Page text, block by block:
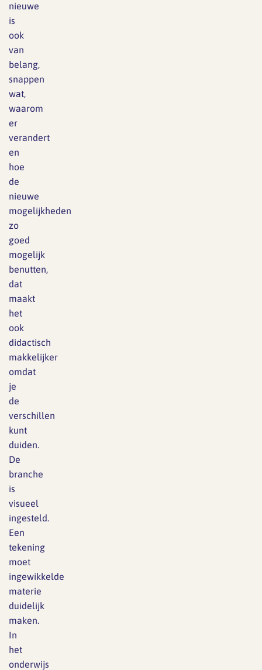
nieuwe
is
ook
van
belang,
snappen
wat,
waarom
er
verandert
en
hoe
de
nieuwe
mogelijkheden
zo
goed
mogelijk
benutten,
dat
maakt
het
ook
didactisch
makkelijker
omdat
je
de
verschillen
kunt
duiden.
De
branche
is
visueel
ingesteld.
Een
tekening
moet
ingewikkelde
materie
duidelijk
maken.
In
het
onderwijs